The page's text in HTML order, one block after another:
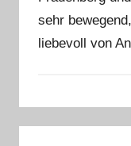
sehr
liebevoll von